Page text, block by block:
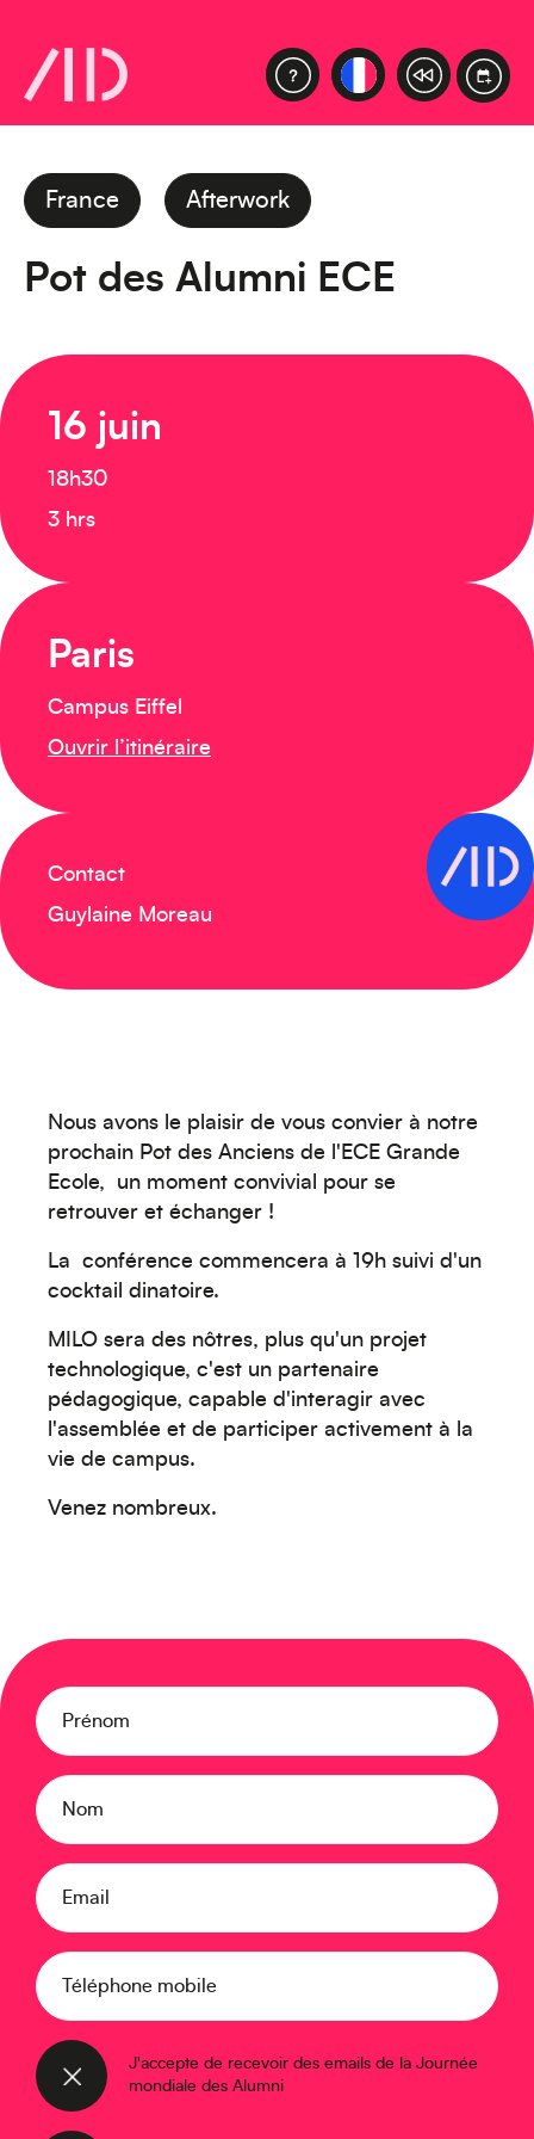
France Afterwork
Pot des Alumni ECE
16 juin
18h30
3 hrs
Paris
Campus Eiffel
Ouvrir l’itinéraire
Contact
Guylaine Moreau
Nous avons le plaisir de vous convier à notre
prochain Pot des Anciens de l'ECE Grande
Ecole, un moment convivial pour se
retrouver et échanger !
La conférence commencera à 19h suivi d'un
cocktail dinatoire.
MILO sera des nôtres, plus qu'un projet
technologique, c'est un partenaire
pédagogique, capable d'interagir avec
l'assemblée et de participer activement à la
vie de campus.
Venez nombreux.
Prénom
Nom
Email
Téléphone mobile
J'accepte de recevoir des emails de la Journée
mondiale des Alumni
Caraïbes
Europe
Moyen-Orient
Océanie
Créez votre événement